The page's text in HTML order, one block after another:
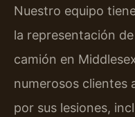
Nuestro equipo
la representación
camión en
numerosos clientes
por sus lesiones,